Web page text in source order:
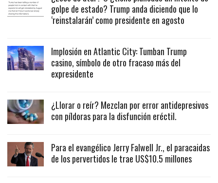
golpe de estado? Trump anda diciendo que lo
‘reinstalarán’ como presidente en agosto
Implosión en Atlantic City: Tumban Trump
casino, símbolo de otro fracaso más del
expresidente
¿Llorar o reír? Mezclan por error antidepresivos
con píldoras para la disfunción eréctil.
Para el evangélico Jerry Falwell Jr., el paracaidas
de los pervertidos le trae US$10.5 millones